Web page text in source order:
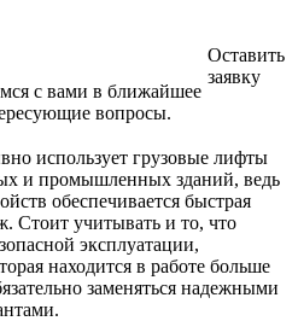
с вами в ближайшее
вопросы.
Оставить
заявку
использует грузовые лифты
и промышленных зданий, ведь
обеспечивается быстрая
Стоит учитывать и то, что
эксплуатации,
находится в работе больше
заменяться надежными